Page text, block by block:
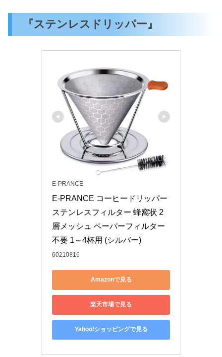
『ステンレスドリッパー』
E-PRANCE
E-PRANCE コーヒードリッパー
ステンレスフィルター 蜂窩状 2
層メッシュ ペーパーフィルター
不要 1～4杯用 (シルバー)
60210816
Amazonで見る
楽天市場で見る
Yahoo!ショッピングで見る